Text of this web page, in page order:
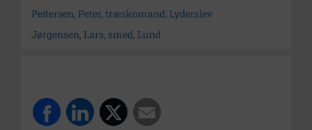
Peitersen, Peter, træskomand, Lyderslev
Jørgensen, Lars, smed, Lund